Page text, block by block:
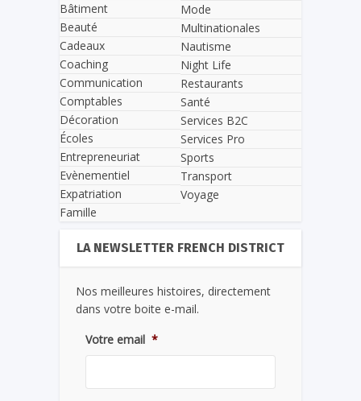
Bâtiment
Beauté
Cadeaux
Coaching
Communication
Comptables
Décoration
Écoles
Entrepreneuriat
Evènementiel
Expatriation
Famille
Mode
Multinationales
Nautisme
Night Life
Restaurants
Santé
Services B2C
Services Pro
Sports
Transport
Voyage
LA NEWSLETTER FRENCH DISTRICT
Nos meilleures histoires, directement
dans votre boite e-mail.
Votre email *